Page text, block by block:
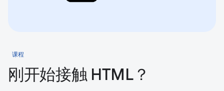
课程
刚开始接触 HTML？